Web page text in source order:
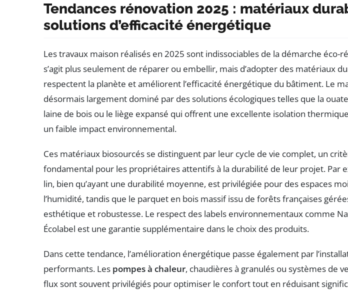
Tendances rénovation 2025 : matériaux
solutions d’efficacité énergétique
Les travaux maison réalisés en 2025 sont indissociables de la démarche éco-
s’agit plus seulement de réparer ou embellir, mais d’adopter des matériaux
respectent la planète et améliorent l’efficacité énergétique du bâtiment. Le
désormais largement dominé par des solutions écologiques telles que la
laine de bois ou le liège expansé qui offrent une excellente isolation
un faible impact environnemental.
Ces matériaux biosourcés se distinguent par leur cycle de vie complet, un
fondamental pour les propriétaires attentifs à la durabilité de leur projet. Par
lin, bien qu’ayant une durabilité moyenne, est privilégiée pour des espaces
l’humidité, tandis que le parquet en bois massif issu de forêts françaises
esthétique et robustesse. Le respect des labels environnementaux comme
Écolabel est une garantie supplémentaire dans le choix des produits.
Dans cette tendance, l’amélioration énergétique passe également par
performants. Les pompes à chaleur, chaudières à granulés ou systèmes de
flux sont souvent privilégiés pour optimiser le confort tout en réduisant